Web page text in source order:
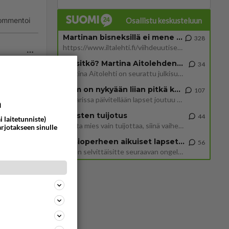
Osallistu keskusteluun
Martinan bisneksillä ei mene hyvin
https://www.iltalehti.fi/viihdeuutiset/a/c46da6ab-340f-4790-aaa7-0865eed2336 Yrityksen konkurssihakemus on tullut kärä
328
Tiesitkö? Martina Aitolehden isäpuoli on tämä suosittu laulaja
Martina Aitolehti on seurattu julkisuuden henkilö. Lähipiiriin mahtuu muitakin tunnettuja henkilöitä. Tiesitkö, että Ma
34
2 km on nykyään liian pitkä koulumatka
Hesarissa päivitellään lapset joutuu nyt kulkemaan 2 km kouluun jösses. Ruostefillarilla tuo matka menee vaikka miten äk
107
Miesten tuijotus
Mutta mies vain tuijottaa, siinä vaiheessa käännän itse pään pois. Mikä juttu? Yleensä jos joku tuijottaa tai katsoo, hä
44
Uusioperheen aikuiset lapset tyhjentää jääkaapin käydessään
Miten selvittäisitte seuraavan ongelman, meillä on uusioperhe, minulla teini-ikäiset lapset ja puolisolla aikuiset, jotk
56
laitetunniste)
sinulle